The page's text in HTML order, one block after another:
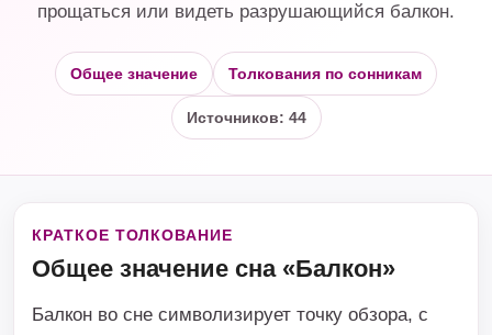
прощаться или видеть разрушающийся балкон.
Общее значение Толкования по сонникам
Источников: 44
КРАТКОЕ ТОЛКОВАНИЕ
Общее значение сна «Балкон»
Балкон во сне символизирует точку обзора, с